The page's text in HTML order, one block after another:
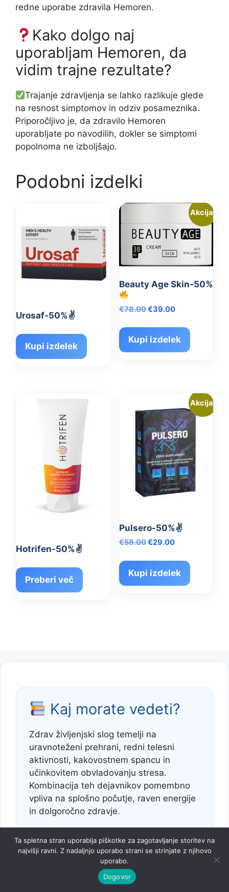
redne uporabe zdravila Hemoren.
Kako dolgo naj
uporabljam Hemoren, da
vidim trajne rezultate?
Trajanje zdravljenja se lahko razlikuje glede
na resnost simptomov in odziv posameznika.
Priporočljivo je, da zdravilo Hemoren
uporabljate po navodilih, dokler se simptomi
popolnoma ne izboljšajo.
Podobni izdelki
Urosaf-50%✌️
Kupi izdelek
Akcija!
Beauty Age Skin-50%
€78.00Izvirna
je
bila:
€78.00.
€39.00Trenutna
je:
€39.00.
Kupi izdelek
Hotrifen-50%✌️
Preberi več
Akcija!
Pulsero-50%✌️
€58.00Izvirna
je
bila:
€58.00.
€29.00Trenutna
je:
€29.00.
Kupi izdelek
Kaj morate vedeti?
Zdrav življenjski slog temelji na
uravnoteženi prehrani, redni telesni
aktivnosti, kakovostnem spancu in
učinkovitem obvladovanju stresa.
Kombinacija teh dejavnikov pomembno
vpliva na splošno počutje, raven energije
in dolgoročno zdravje.
Strokovnjaki poudarjajo, da majhne
vsakodnevne navade pogosto prinesejo
več koristi kot kratkoročne in intenzivne
spremembe življenjskega sloga.
Ta spletna stran uporablja piškotke za zagotavljanje storitev na
najvišji ravni. Z nadaljnjo uporabo strani se strinjate z njihovo
uporabo.
Dogovor